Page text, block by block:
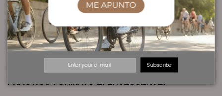
FÓRMULA EXCLUSIVA:
Nuestra bebida presenta una composición única con
una tableta que contiene 413 mg de sodio, además de
otros minerales y vitaminas. Esto la posiciona como la
tableta efervescente líder en contenido de sales
minerales en el mercado.
PRÁCTICO FORMATO EFERVESCENTE:
Subscribe